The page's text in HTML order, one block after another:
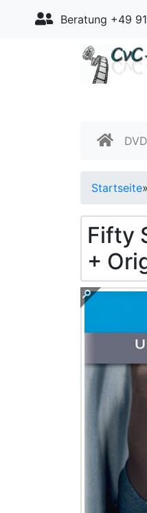
Beratung +49
DVD
Startseite»
Fifty
+